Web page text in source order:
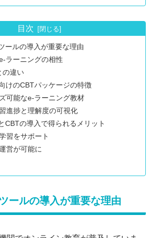
e-ラーニングシステムとしても活用でき、受験者のスキル
目次
ールの導入が重要な理由
ラーニングの相性
の違い
けのCBTパッケージの特徴
可能なe-ラーニング教材
進捗と理解度の可視化
CBTの導入で得られるメリット
習をサポート
営が可能に
ールの導入が重要な理由